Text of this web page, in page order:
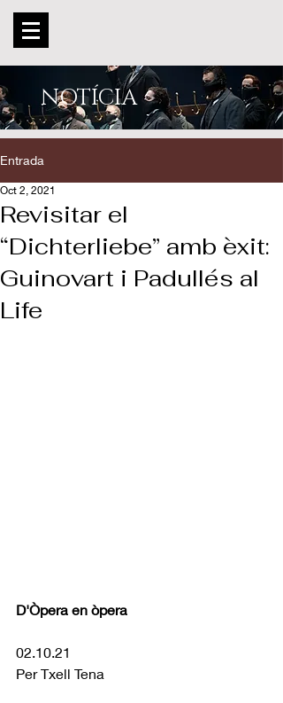
NOTÍCIA
Entrada
Revisitar el
“Dichterliebe” amb èxit:
Guinovart i Padullés al
Life
Oct 2, 2021
D'Òpera en òpera
02.10.21
Per Txell Tena